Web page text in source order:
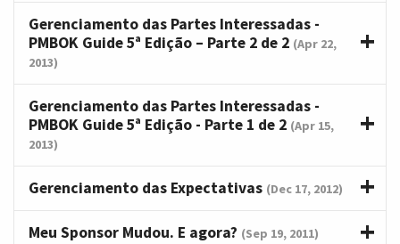
Gerenciamento das Partes Interessadas -
PMBOK Guide 5ª Edição – Parte 2 de 2 (Apr 22,
2013)
Gerenciamento das Partes Interessadas -
PMBOK Guide 5ª Edição - Parte 1 de 2 (Apr 15,
2013)
Gerenciamento das Expectativas (Dec 17, 2012)
Meu Sponsor Mudou. E agora? (Sep 19, 2011)